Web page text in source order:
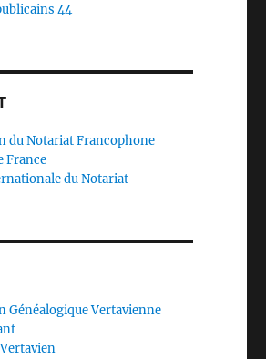
44
du Notariat Francophone
France
du Notariat
Généalogique Vertavienne